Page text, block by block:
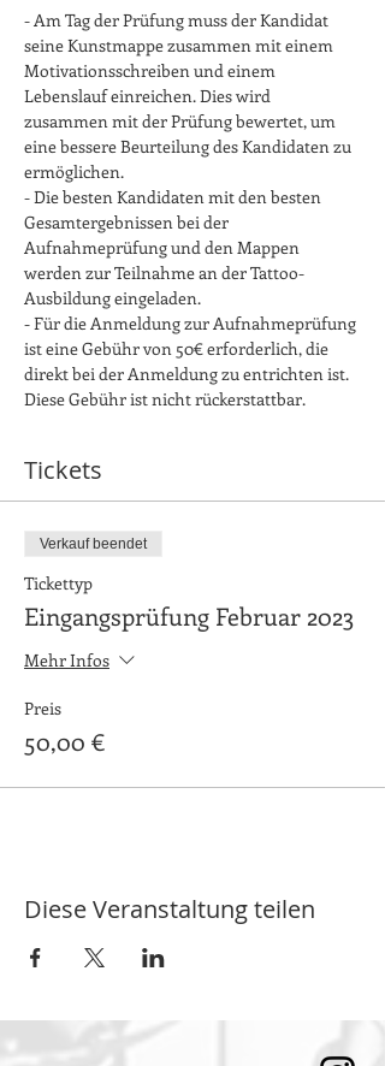
- Am Tag der Prüfung muss der Kandidat
seine Kunstmappe zusammen mit einem
Motivationsschreiben und einem
Lebenslauf einreichen. Dies wird
zusammen mit der Prüfung bewertet, um
eine bessere Beurteilung des Kandidaten zu
ermöglichen.
- Die besten Kandidaten mit den besten
Gesamtergebnissen bei der
Aufnahmeprüfung und den Mappen
werden zur Teilnahme an der Tattoo-
Ausbildung eingeladen.
- Für die Anmeldung zur Aufnahmeprüfung
ist eine Gebühr von 50€ erforderlich, die
direkt bei der Anmeldung zu entrichten ist.
Diese Gebühr ist nicht rückerstattbar.
Tickets
Verkauf beendet
Tickettyp
Eingangsprüfung Februar 2023
Mehr Infos
Preis
50,00 €
Diese Veranstaltung teilen